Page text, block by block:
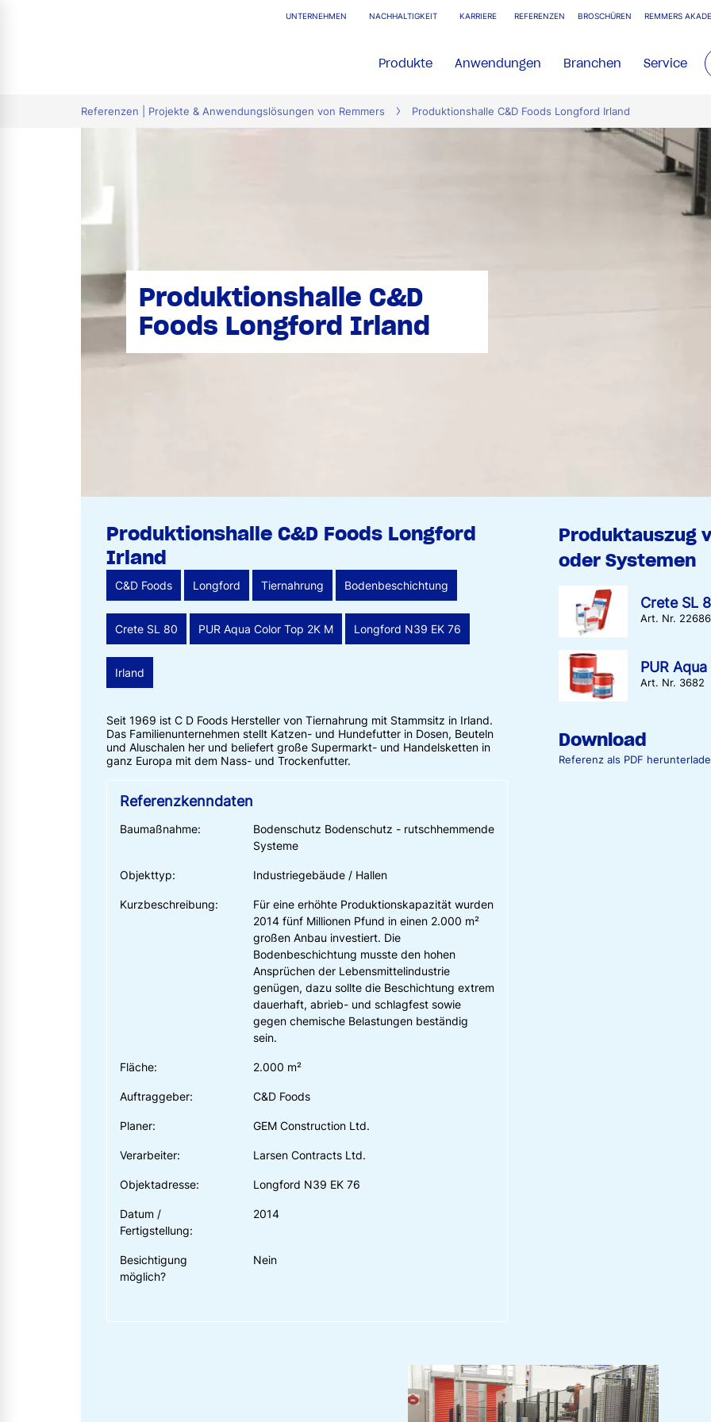
UNTERNEHMEN NACHHALTIGKEIT KARRIERE REFERENZEN BROSCHÜREN REMMERS
Produkte Anwendungen Branchen Service
Referenzen | Projekte & Anwendungslösungen von Remmers Produktionshalle C&D Foods Longford Irland
Produktionshalle C&D
Foods Longford Irland
Produktionshalle C&D Foods Longford
Irland
C&D Foods Longford Tiernahrung Bodenbeschichtung
Crete SL 80 PUR Aqua Color Top 2K M Longford N39 EK 76
Irland
Seit 1969 ist C D Foods Hersteller von Tiernahrung mit Stammsitz in Irland.
Das Familienunternehmen stellt Katzen- und Hundefutter in Dosen, Beuteln
und Aluschalen her und beliefert große Supermarkt- und Handelsketten in
ganz Europa mit dem Nass- und Trockenfutter.
Referenzkenndaten
Baumaßnahme:
Bodenschutz Bodenschutz - rutschhemmende
Systeme
Objekttyp: Industriegebäude / Hallen
Kurzbeschreibung:
Für eine erhöhte Produktionskapazität wurden
2014 fünf Millionen Pfund in einen 2.000 m²
großen Anbau investiert. Die
Bodenbeschichtung musste den hohen
Ansprüchen der Lebensmittelindustrie
genügen, dazu sollte die Beschichtung extrem
dauerhaft, abrieb- und schlagfest sowie
gegen chemische Belastungen beständig
sein.
Fläche: 2.000 m²
Auftraggeber: C&D Foods
Planer: GEM Construction Ltd.
Verarbeiter: Larsen Contracts Ltd.
Objektadresse: Longford N39 EK 76
Datum /
Fertigstellung:
2014
Besichtigung
möglich?
Nein
Produktauszug
oder Systemen
Crete SL
Art. Nr.
PUR
Art. Nr. 3682
Download
Referenz als PDF